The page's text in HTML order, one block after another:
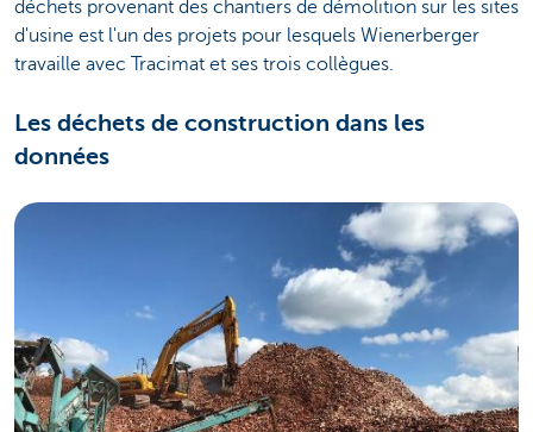
déchets provenant des chantiers de démolition sur les sites
d'usine est l'un des projets pour lesquels Wienerberger
travaille avec Tracimat et ses trois collègues.
Les déchets de construction dans les
données